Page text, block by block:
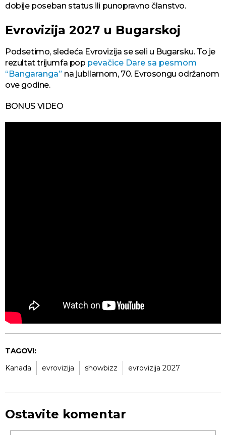
dobije poseban status ili punopravno članstvo.
Evrovizija 2027 u Bugarskoj
Podsetimo, sledeća Evrovizija se seli u Bugarsku. To je
rezultat trijumfa pop pevačice Dare sa pesmom
“Bangaranga” na jubilarnom, 70. Evrosongu održanom
ove godine.
BONUS VIDEO
TAGOVI:
Kanada
evrovizija showbizz evrovizija 2027
Ostavite komentar